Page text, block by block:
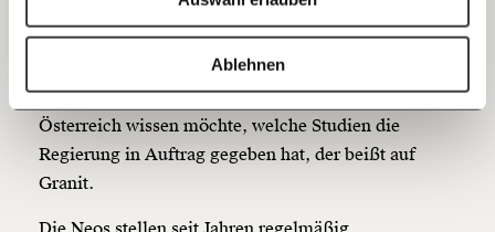
Ablehnen
20€ 40€
https://www.moment.at/story/transparenz-informationsfreiheit-oesterreich/
Die Stadt hat dasTransparenzportal Hamburg
aufgesetzt. Derzeit finden sich dort zum Beispiel
1.875 Studien und Gutachten. Wer hingegen in
Österreich wissen möchte, welche Studien die
Regierung in Auftrag gegeben hat, der beißt auf
Granit.